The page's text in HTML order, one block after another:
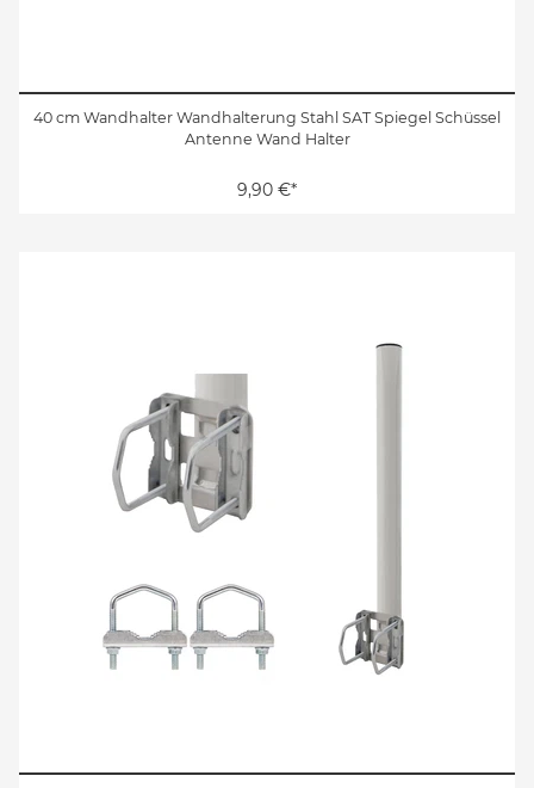
40 cm Wandhalter Wandhalterung Stahl SAT Spiegel Schüssel
Antenne Wand Halter
9,90 €*